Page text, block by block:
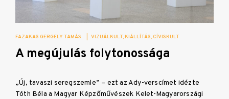
FAZAKAS GERGELY TAMÁS VIZUÁLKULT KIÁLLÍTÁS CÍVISKULT
A megújulás folytonossága
„Új, tavaszi seregszemle” – ezt az Ady-verscímet idézte
Tóth Béla a Magyar Képzőművészek Kelet-Magyarországi